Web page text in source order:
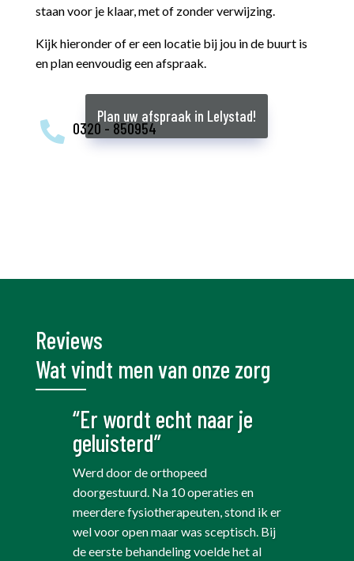
staan voor je klaar, met of zonder verwijzing.
Kijk hieronder of er een locatie bij jou in de buurt is
en plan eenvoudig een afspraak.
Plan uw afspraak in Lelystad!
 0320 - 850954
Reviews
Wat vindt men van onze zorg
“Er wordt echt naar je
geluisterd”
Werd door de orthopeed
doorgestuurd. Na 10 operaties en
meerdere fysiotherapeuten, stond ik er
wel voor open maar was sceptisch. Bij
de eerste behandeling voelde het al